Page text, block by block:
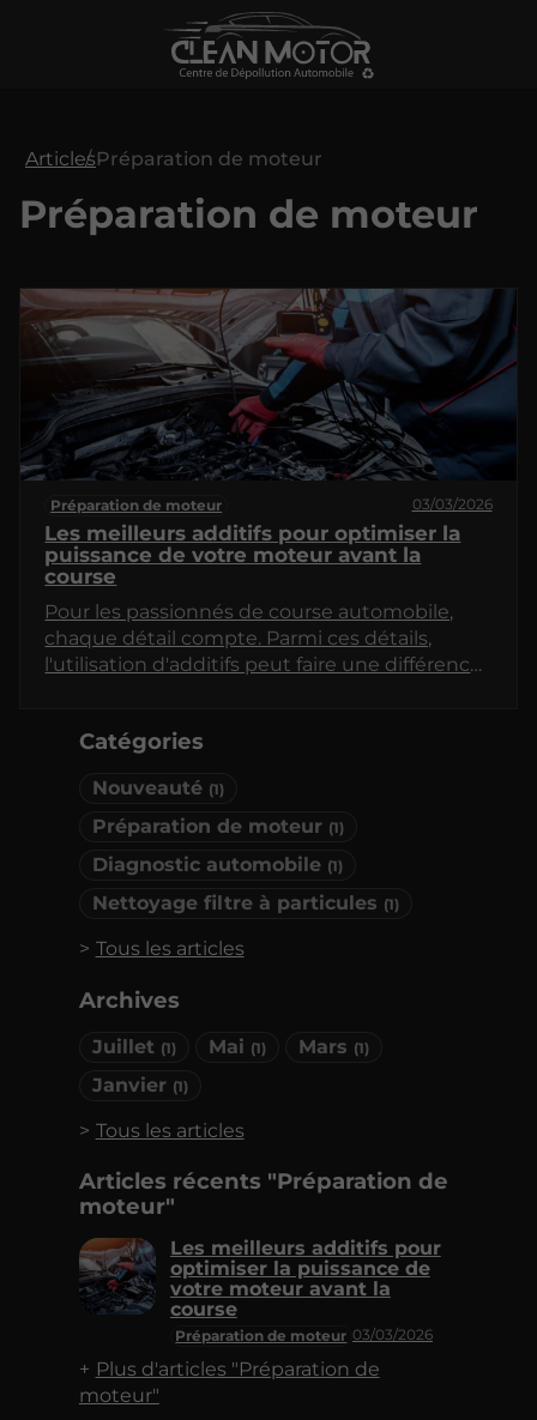
Catégories
Nouveauté (1)
Préparation de moteur (1)
Diagnostic automobile (1)
Nettoyage filtre à particules (1)
Tous les articles
Archives
Juillet (1) Mai (1) Mars (1)
Janvier (1)
Tous les articles
Articles récents "Préparation de
moteur"
Préparation de moteur 03/03/2026
Les meilleurs additifs pour
optimiser la puissance de
votre moteur avant la
course
Plus d'articles "Préparation de
moteur"
ArticlesPréparation de moteur
Préparation de moteur
Préparation de moteur 03/03/2026
Les meilleurs additifs pour optimiser la
puissance de votre moteur avant la
course
Pour les passionnés de course automobile,
chaque détail compte. Parmi ces détails,
l'utilisation d'additifs peut faire une différence
d'additifs disponibles sur le marché, leur
peuvent apporter dans le cadre de la
préparation de votre moteur avant une